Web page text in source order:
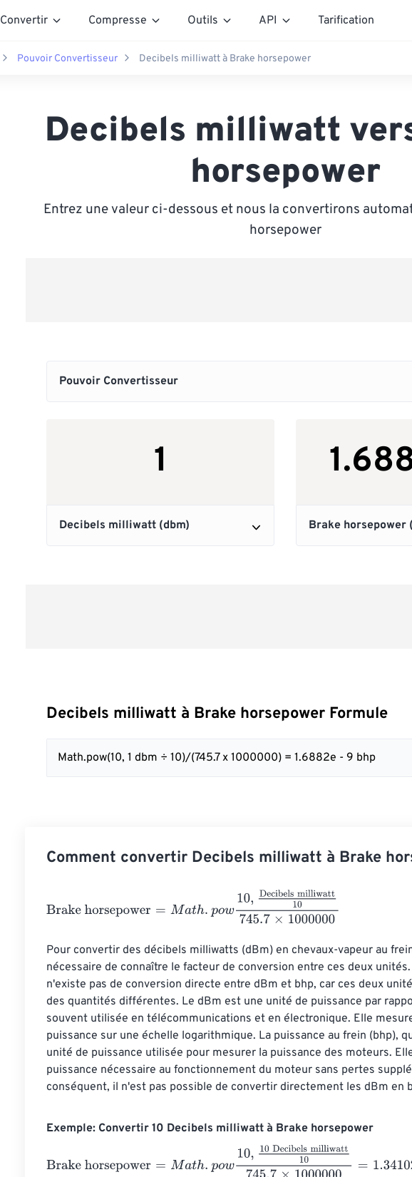
Convertir Compresse Outils API Tarification
Pouvoir Convertisseur Decibels milliwatt à Brake horsepower
Decibels milliwatt
horsepower
Entrez une valeur ci-dessous et nous la convertirons
horsepower
Decibels milliwatt à Brake horsepower Formule
Math.pow(10, 1 dbm ÷ 10)/(745.7 x 1000000) = 1.6882e - 9 bhp
Comment convertir Decibels milliwatt à Brake
Decibels milliwatt10745.7
Pour convertir des décibels milliwatts (dBm) en chevaux-vapeur au
nécessaire de connaître le facteur de conversion entre ces deux
n'existe pas de conversion directe entre dBm et bhp, car ces deux
des quantités différentes. Le dBm est une unité de puissance par
souvent utilisée en télécommunications et en électronique. Elle
puissance sur une échelle logarithmique. La puissance au frein (bhp),
unité de puissance utilisée pour mesurer la puissance des moteurs.
puissance nécessaire au fonctionnement du moteur sans pertes
conséquent, il n'est pas possible de convertir directement les dBm en
Exemple: Convertir 10 Decibels milliwatt à Brake horsepower
10 Decibels milliwatt10745.7